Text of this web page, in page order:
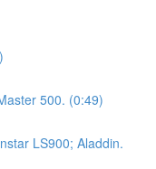
500. (0:49)
LS900; Aladdin.